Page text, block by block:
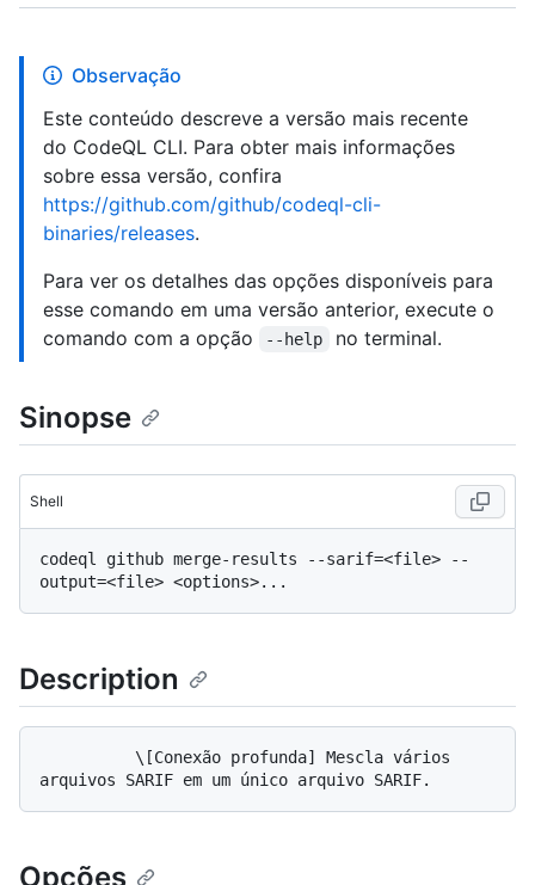
Observação
Este conteúdo descreve a versão mais recente
do CodeQL CLI. Para obter mais informações
sobre essa versão, confira
https://github.com/github/codeql-cli-
binaries/releases.
Para ver os detalhes das opções disponíveis para
esse comando em uma versão anterior, execute o
comando com a opção
--help no terminal.
Sinopse
Shell
codeql github merge-results --sarif=<file> --
Description
Opções